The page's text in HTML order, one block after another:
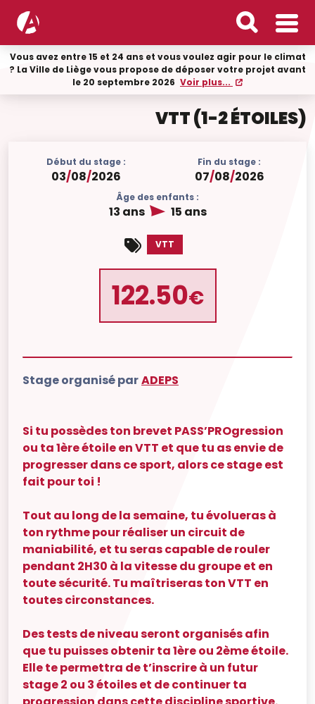
Vous avez entre 15 et 24 ans et vous voulez agir pour le climat
? La Ville de Liège vous propose de déposer votre projet avant
le 20 septembre 2026 Voir plus...
VTT (1-2 ÉTOILES)
Début du stage :
03/08/2026
Fin du stage :
07/08/2026
Âge des enfants :
13 ans 15 ans
VTT
122.50€
Stage organisé parADEPS
Si tu possèdes ton brevet PASS’PROgression
ou ta 1ère étoile en VTT et que tu as envie de
progresser dans ce sport, alors ce stage est
fait pour toi !
Tout au long de la semaine, tu évolueras à
ton rythme pour réaliser un circuit de
maniabilité, et tu seras capable de rouler
pendant 2H30 à la vitesse du groupe et en
toute sécurité. Tu maîtriseras ton VTT en
toutes circonstances.
Des tests de niveau seront organisés afin
que tu puisses obtenir ta 1ère ou 2ème étoile.
Elle te permettra de t’inscrire à un futur
stage 2 ou 3 étoiles et de continuer ta